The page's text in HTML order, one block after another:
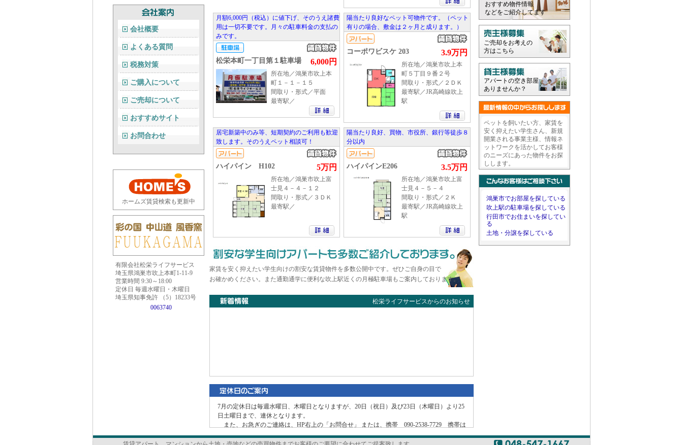
月額6,000円（税込）に値下げ、そのうえ諸費
用は一切不要です。月々の駐車料金の支払の
みです。
松栄本町一丁目第１駐車場 6,000円
所在地／鴻巣市吹上本
町１－１－１５
間取り・形式／平面
最寄駅／
陽当たり良好なペット可物件です。（ペット
有りの場合、敷金は２ヶ月と成ります。）
コーポワビスケ 203 3.9万円
所在地／鴻巣市吹上本
町５丁目９番２号
間取り・形式／２ＤＫ
最寄駅／JR高崎線吹上
駅
居宅新築中のみ等、短期契約のご利用も歓迎
致します。そのうえペット相談可！
ハイパイン H102 5万円
所在地／鴻巣市吹上富
士見４－４－１２
間取り・形式／３ＤＫ
最寄駅／
陽当たり良好、買物、市役所、銀行等徒歩８
分以内
ハイパインE206 3.5万円
所在地／鴻巣市吹上富
士見４－５－４
間取り・形式／２Ｋ
最寄駅／JR高崎線吹上
駅
家賃を安く抑えたい学生向けの割安な賃貸物件を多数公開中です。ぜひご自身の目で
お確かめください。また通勤通学に便利な吹上駅近くの月極駐車場もご案内しております。
松栄ライフサービスからのお知らせ
7月の定休日は毎週水曜日、木曜日となりますが、20日（祝日）及び23日（木曜日）より25
日土曜日まで、連休となります。
また、お急ぎのご連絡は、HP右上の「お問合せ」 または、携帯 090-2538-7729 携帯は
出先ですぐに対応は出来ませんが、折り返しご連絡致します。お気軽にご連絡下さい。
会社概要
よくある質問
税務対策
ご購入について
ご売却について
おすすめサイト
お問合わせ
ホームズ賃貸検索も更新中
有限会社松栄ライフサービス
埼玉県鴻巣市吹上本町1-11-9
営業時間 9:30～18:00
定休日 毎週水曜日・木曜日
埼玉県知事免許 （5）18233号
0063740
おすすめ物件情報
などをご紹介してます
ご売却をお考えの
方はこちら
アパートの空き部屋
ありませんか？
ペットを飼いたい方、家賃を
安く抑えたい学生さん、新規
開業される事業主様、情報ネ
ットワークを活かしてお客様
のニーズにあった物件をお探
しします。
鴻巣市でお部屋を探している
吹上駅の駐車場を探している
行田市でお住まいを探してい
る
土地・分譲を探している